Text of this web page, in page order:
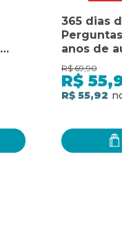
365 dias
anos de
anos de
R$ 69,90
R$
R$ 55,92